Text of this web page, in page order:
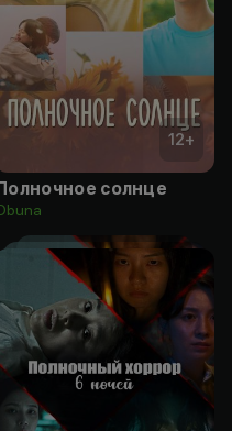
12+
солнце